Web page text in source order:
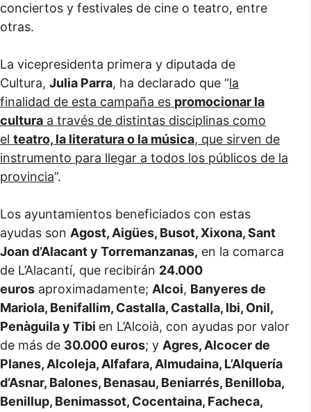
conciertos y festivales de cine o teatro, entre
otras.
La vicepresidenta primera y diputada de
Cultura, Julia Parra, ha declarado que “la
finalidad de esta campaña es promocionar la
cultura a través de distintas disciplinas como
el teatro, la literatura o la música, que sirven de
instrumento para llegar a todos los públicos de la
provincia”.
Los ayuntamientos beneficiados con estas
ayudas son Agost, Aigües, Busot, Xixona, Sant
Joan d’Alacant y Torremanzanas, en la comarca
de L’Alacantí, que recibirán 24.000
euros aproximadamente; Alcoi, Banyeres de
Mariola, Benifallim, Castalla, Castalla, Ibi, Onil,
Penàguila y Tibi en L’Alcoià, con ayudas por valor
de más de 30.000 euros; y Agres, Alcocer de
Planes, Alcoleja, Alfafara, Almudaina, L’Alquería
d’Asnar, Balones, Benasau, Beniarrés, Benilloba,
Benillup, Benimassot, Cocentaina, Facheca,